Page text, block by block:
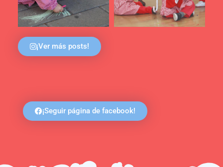
¡Ver más posts!
¡Seguir página de facebook!